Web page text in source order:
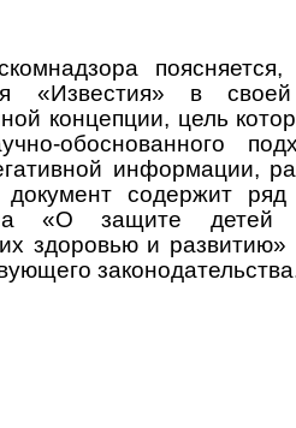
«Известия» в
концепции, цель
обоснованного
информации,
содержит
«О защите детей
здоровью и